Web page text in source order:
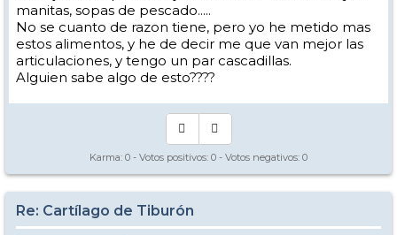
manitas, sopas de pescado.....
No se cuanto de razon tiene, pero yo he metido mas
estos alimentos, y he de decir me que van mejor las
articulaciones, y tengo un par cascadillas.
Alguien sabe algo de esto????
Karma: 0 - Votos positivos: 0 - Votos negativos: 0
Re: Cartílago de Tiburón